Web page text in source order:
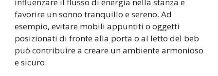
favorire un sonno tranquillo e sereno. Ad
esempio, evitare mobili appuntiti o oggetti
posizionati di fronte alla porta o al letto del beb
può contribuire a creare un ambiente armonioso
e sicuro.